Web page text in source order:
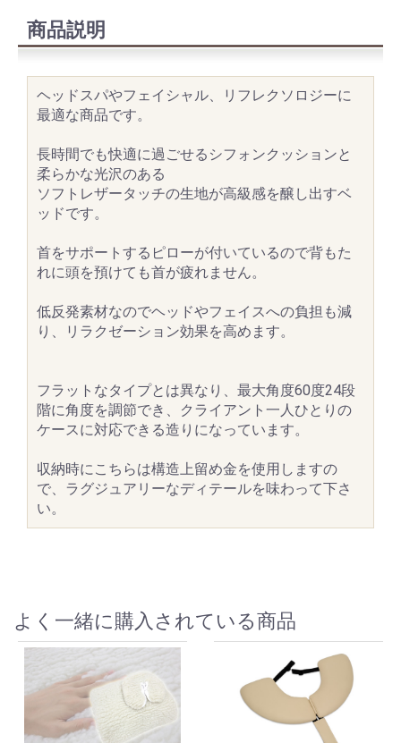
商品説明
ヘッドスパやフェイシャル、リフレクソロジーに
最適な商品です。
長時間でも快適に過ごせるシフォンクッションと
柔らかな光沢のある
ソフトレザータッチの生地が高級感を醸し出すベ
ッドです。
首をサポートするピローが付いているので背もた
れに頭を預けても首が疲れません。
低反発素材なのでヘッドやフェイスへの負担も減
り、リラクゼーション効果を高めます。
フラットなタイプとは異なり、最大角度60度24段
階に角度を調節でき、クライアント一人ひとりの
ケースに対応できる造りになっています。
収納時にこちらは構造上留め金を使用しますの
で、ラグジュアリーなディテールを味わって下さ
い。
よく一緒に購入されている商品